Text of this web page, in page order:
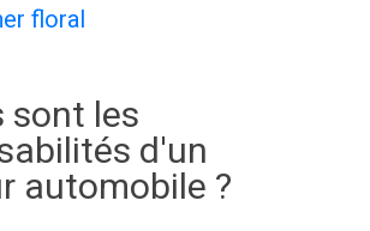
floral
sont les
d'un
automobile ?